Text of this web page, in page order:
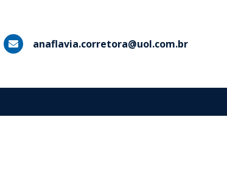
WhatsApp
anaflavia.corretora@uol.com.br